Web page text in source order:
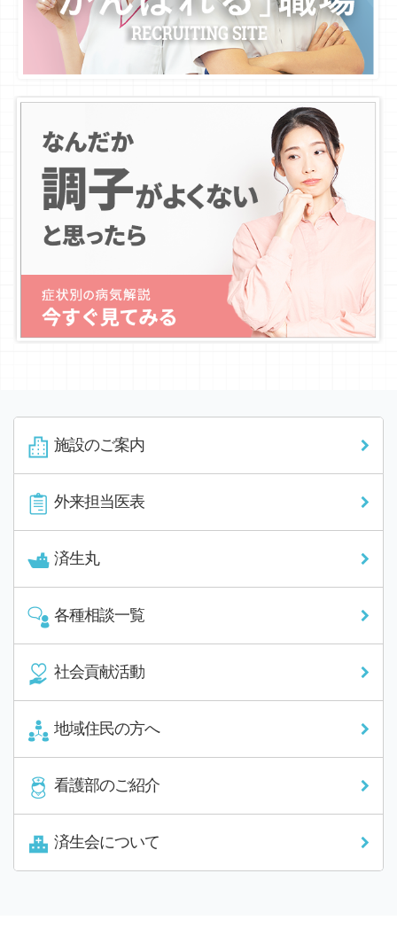
施設のご案内
外来担当医表
済生丸
各種相談一覧
社会貢献活動
地域住民の方へ
看護部のご紹介
済生会について